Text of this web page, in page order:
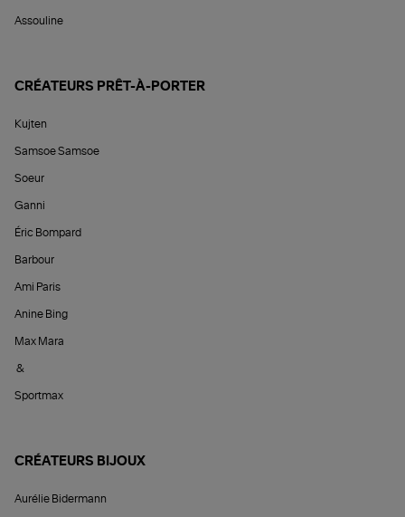
Assouline
CRÉATEURS PRÊT-À-PORTER
Kujten
Samsoe Samsoe
Soeur
Ganni
Éric Bompard
Barbour
Ami Paris
Anine Bing
Max Mara
&
Sportmax
CRÉATEURS BIJOUX
Aurélie Bidermann